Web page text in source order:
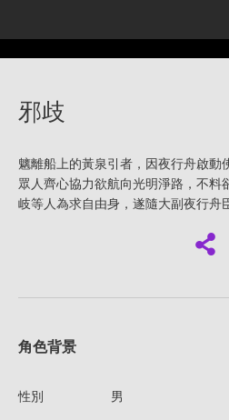
邪歧
魑離船上的黃泉引者，因夜行舟啟動
眾人齊心協力欲航向光明淨路，不料
岐等人為求自由身，遂隨大副夜行舟
角色背景
性別 男